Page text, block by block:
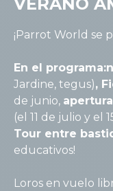
VERANO
¡Parrot World se
En el programa:
Jardine, tegus),
de junio,
(el 11 de julio y el
Tour entre
educativos!
Loros en vuelo